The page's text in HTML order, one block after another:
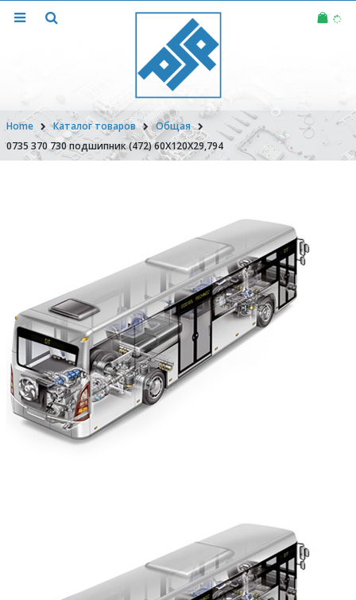
Home Каталог товаров
Общая
0735 370 730 подшипник (472) 60X120X29,794